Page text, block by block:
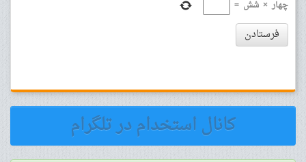
چهار × شش =
فرستادن
کانال استخدام در تلگرام